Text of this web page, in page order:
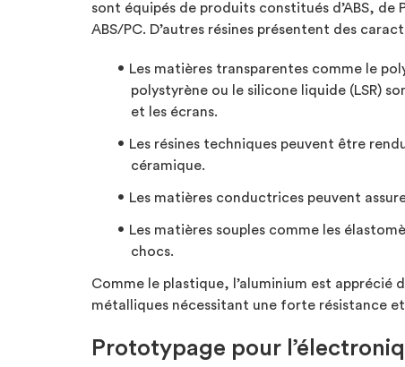
sont équipés de produits constitués d’ABS, de
ABS/PC. D’autres résines présentent des
Les matières transparentes comme le
polystyrène ou le silicone liquide (LSR)
et les écrans.
Les résines techniques peuvent être
céramique.
Les matières conductrices peuvent
Les matières souples comme les
chocs.
Comme le plastique, l’aluminium est apprécié
métalliques nécessitant une forte résistance
Prototypage pour